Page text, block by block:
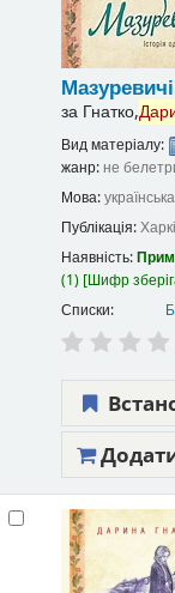
за Гнатко,
Вид матеріалу:
жанр: не
Мова:українська
Публікація:
Наявність:
(1) Шифр
Списки: